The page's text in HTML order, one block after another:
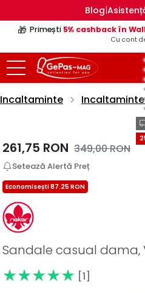
Blog|
🎁 Primești 5% cashback în
Cu cont
Incaltaminte
261,75 RON 349,00RON
Setează Alertă Preț
Economisești 87.25 RON
Sandale casual dama,
[1]